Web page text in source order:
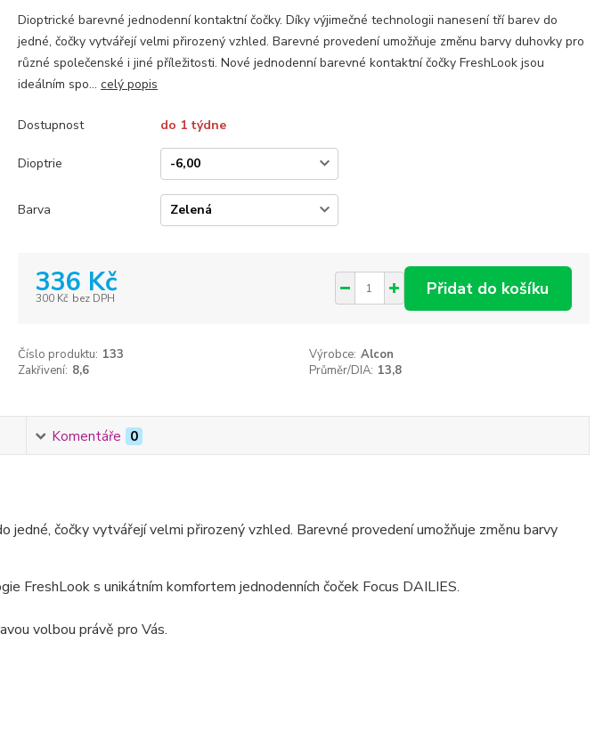
Dioptrické barevné jednodenní kontaktní čočky. Díky výjimečné technologii nanesení tří barev do
jedné, čočky vytvářejí velmi přirozený vzhled. Barevné provedení umožňuje změnu barvy duhovky pro
různé společenské i jiné příležitosti. Nové jednodenní barevné kontaktní čočky FreshLook jsou
ideálním spo... celý popis
Dostupnost do 1 týdne
Dioptrie
Barva
336 Kč
300 Kč bez DPH Přidat do košíku
Číslo produktu: 133 Výrobce: Alcon
Zakřivení: 8,6 Průměr/DIA: 13,8
Komentáře 0
čočky vytvářejí velmi přirozený vzhled. Barevné provedení umožňuje změnu barvy
FreshLook s unikátním komfortem jednodenních čoček Focus DAILIES.
volbou právě pro Vás.